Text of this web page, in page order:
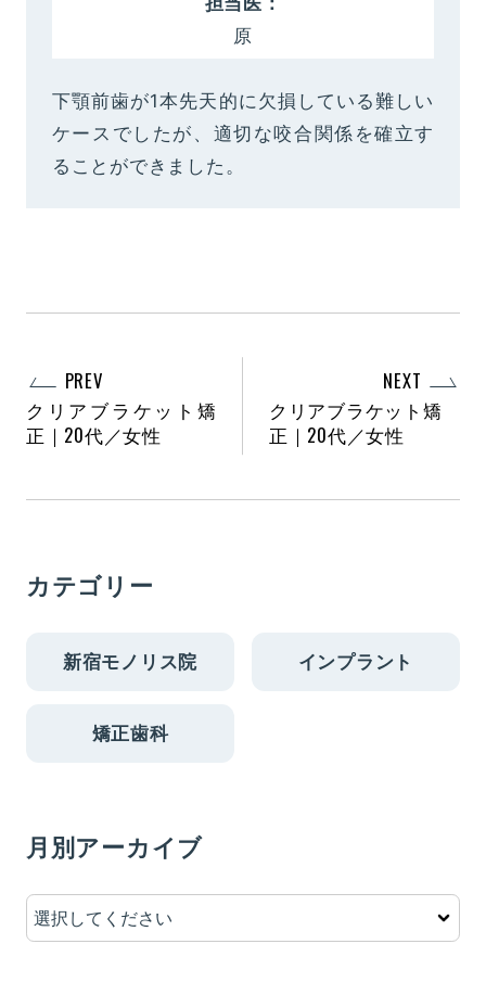
原
下顎前歯が1本先天的に欠損している難しい
ケースでしたが、適切な咬合関係を確立す
ることができました。
PREV
クリアブラケット矯
正｜20代／女性
NEXT
クリアブラケット矯
正｜20代／女性
カテゴリー
新宿モノリス院 インプラント
矯正歯科
月別アーカイブ